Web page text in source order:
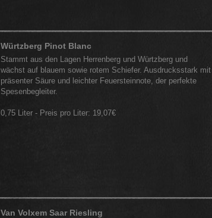
Würtzberg Pinot Blanc
Stammt aus den Lagen Herrenberg und Würtzberg und
wächst auf blauem sowie rotem Schiefer. Ausdrucksstark mit
präsenter Säure und leichter Feuersteinnote, der perfekte
Spesenbegleiter.
0,75 Liter - Preis pro Liter: 19,07€
Van Volxem Saar Riesling